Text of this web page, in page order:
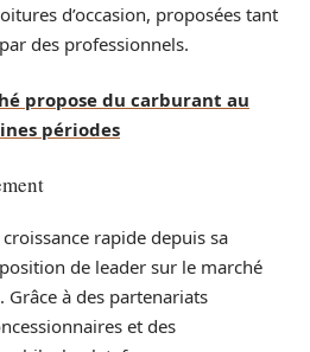
d’occasion, proposées tant
des professionnels.
propose du carburant au
périodes
rapide depuis sa
de leader sur le marché
Grâce à des partenariats
et des